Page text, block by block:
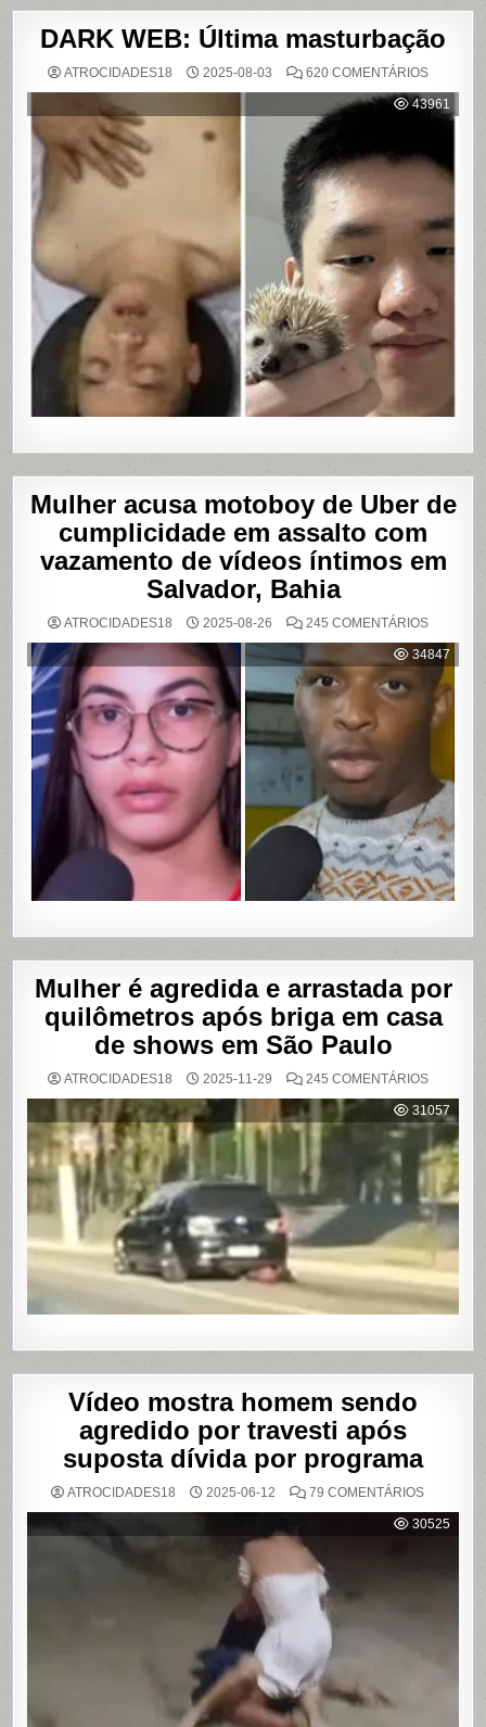
DARK WEB: Última masturbação
ATROCIDADES18 2025-08-03 620 COMENTÁRIOSEM
WEB:
ÚLTIMA
43961
Mulher acusa motoboy de Uber de
cumplicidade em assalto com
vazamento de vídeos íntimos em
Salvador, Bahia
ATROCIDADES18 2025-08-26 245 COMENTÁRIOSEM
ACUSA
DE
UBER
DE
EM
DE
VÍDEOS
ÍNTIMOS
EM
BAHIA
34847
Mulher é agredida e arrastada por
quilômetros após briga em casa
de shows em São Paulo
ATROCIDADES18 2025-11-29 245 COMENTÁRIOSEM
É
E
POR
APÓS
BRIGA
EM
CASA
SHOWS
SÃO
PAULO
31057
Vídeo mostra homem sendo
agredido por travesti após
suposta dívida por programa
ATROCIDADES18 2025-06-12 79 COMENTÁRIOSEM
MOSTRA
HOMEM
30525